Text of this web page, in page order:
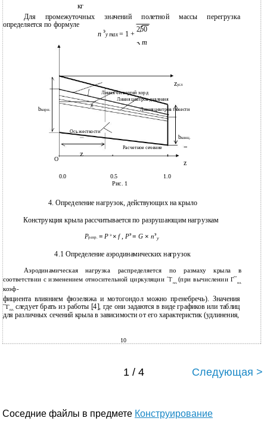
кг
Для промежуточных значений полетной массы перегрузка
определяется по формуле
nэ
y max = 1 +
250
m
zусл
Линия четвертей хорд
Линия центров давления
bкорн.
χ
Линия центров тяжести
Ось жесткости
bконц.
Расчетное сечение
O
z
z
0.0 0.5
1.0
Рис. 1
4. Определение нагрузок, действующих на крыло
Конструкция крыла рассчитывается по разрушающим нагрузкам
Pразр. =P э ×f, Pэ =G ×nэ
y
4.1 Определение аэродинамических нагрузок
Аэродинамическая нагрузка распределяется по размаху крыла в
соответствии с изменением относительной циркуляции ~Гпл. (при вычислении Г~
пл.
коэф-
фициента влиянием фюзеляжа и мотогондол можно пренебречь). Значения
~Гпл. следует брать из работы [4], где они задаются в виде графиков или таблиц
для различных сечений крыла в зависимости от его характеристик (удлинения,
10
1 / 4 Следующая >
Соседние файлы в предмете Конструирование